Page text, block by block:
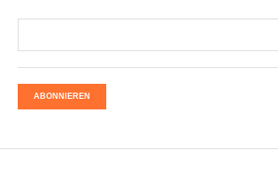
ABONNIEREN